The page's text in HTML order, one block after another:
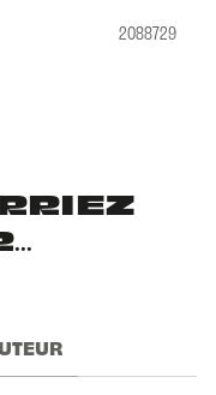
2088729